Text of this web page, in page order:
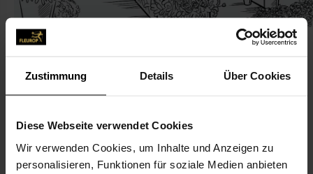
Zustimmung Details Über Cookies
Diese Webseite verwendet Cookies
Wir verwenden Cookies, um Inhalte und Anzeigen zu
personalisieren, Funktionen für soziale Medien anbieten
Blumen & Garten Beck
Blumen & Garten Beck Astrid Beck & Sohn OHG